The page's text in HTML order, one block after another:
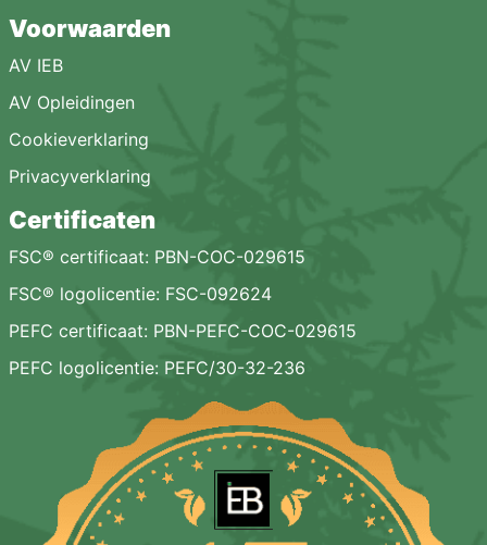
Voorwaarden
AV IEB
AV Opleidingen
Cookieverklaring
Privacyverklaring
Certificaten
FSC® certificaat: PBN-COC-029615
FSC® logolicentie: FSC-092624
PEFC certificaat: PBN-PEFC-COC-029615
PEFC logolicentie: PEFC/30-32-236